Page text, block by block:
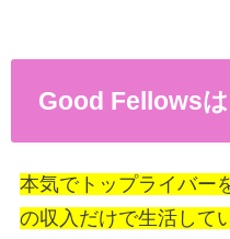
Good Fellows
本気でトップライバー
の収入だけで生活して